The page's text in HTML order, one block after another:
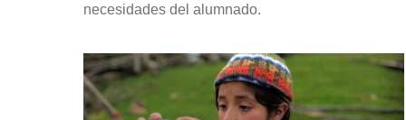
necesidades del alumnado.